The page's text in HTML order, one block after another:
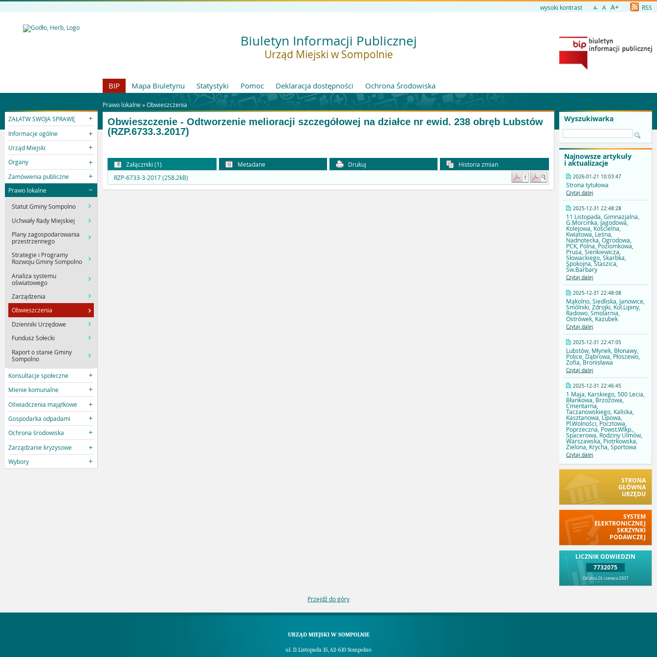
wysoki kontrast A- A A+ RSS
Biuletyn Informacji Publicznej
Urząd Miejski w Sompolnie
BIP Mapa Biuletynu Statystyki Pomoc Deklaracja dostępności Ochrona Środowiska
Prawo lokalne »Obwieszczenia
ZAŁATW SWOJA SPRAWĘ
Informacje ogólne
Urząd Miejski
Organy
Zamówienia publiczne
Prawo lokalne
Statut Gminy Sompolno
Uchwały Rady Miejskiej
Plany zagospodarowania
przestrzennego
Strategie i Programy
Rozwoju Gminy Sompolno
Analiza systemu
oświatowego
Zarządzenia
Obwieszczenia
Dzienniki Urzędowe
Fundusz Sołecki
Raport o stanie Gminy
Sompolno
Konsultacje społeczne
Mienie komunalne
Oświadczenia majątkowe
Gospodarka odpadami
Ochrona środowiska
Zarządzanie kryzysowe
Wybory
Wyszukiwarka
Najnowsze artykuły
i aktualizacje
2026-01-21 10:03:47
Strona tytułowa
Czytaj dalej
2025-12-31 22:48:28
11 Listopada, Gimnazjalna,
G.Morcinka, Jagodowa,
Kolejowa, Kościelna,
Kwiatowa, Leśna,
Nadnotecka, Ogrodowa,
PCK, Polna, Poziomkowa,
Prusa, Sienkiewicza,
Słowackiego, Skarbka,
Spokojna, Staszica,
Św.Barbary
Czytaj dalej
2025-12-31 22:48:08
Mąkolno, Siedliska, Janowice,
Smólniki, Zdrojki, Kol.Lipiny,
Radowo, Smolarnia,
Ostrówek, Kazubek
Czytaj dalej
2025-12-31 22:47:05
Lubstów, Młynek, Błonawy,
Police, Dąbrowa, Płoszewo,
Zofia, Bronisława
Czytaj dalej
2025-12-31 22:46:45
1 Maja, Karskiego, 500 Lecia,
Błankowa, Brzozowa,
Cmentarna,
Taczanowskiego, Kaliska,
Kasztanowa, Lipowa,
Pl.Wolności, Pocztowa,
Poprzeczna, Powst.Wlkp.,
Spacerowa, Rodziny Ulmów,
Warszawska, Piotrkowska,
Zielona, Krycha, Sportowa
Czytaj dalej
STRONA
GŁÓWNA
URZĘDU
SYSTEM
ELEKTRONICZNEJ
SKRZYNKI
PODAWCZEJ
LICZNIK ODWIEDZIN
7732075
Od dnia 26 czerwca 2007
Obwieszczenie - Odtworzenie melioracji szczegółowej na działce nr ewid. 238 obręb Lubstów
(RZP.6733.3.2017)
Załączniki (1) Metadane Drukuj
Historia zmian
RZP-6733-3-2017 (258.2kB)
Przejdź do góry
URZĄD MIEJSKI W SOMPOLNIE
ul. 11 Listopada 15, 62-610 Sompolno